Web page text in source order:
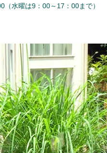
水曜は9：00～17：00まで）